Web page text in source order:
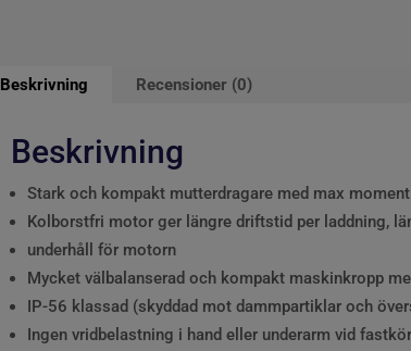
Beskrivning Recensioner (0)
Beskrivning
Stark och kompakt mutterdragare med max
Kolborstfri motor ger längre driftstid per laddning,
underhåll för motorn
Mycket välbalanserad och kompakt maskinkropp
IP-56 klassad (skyddad mot dammpartiklar och
Ingen vridbelastning i hand eller underarm vid